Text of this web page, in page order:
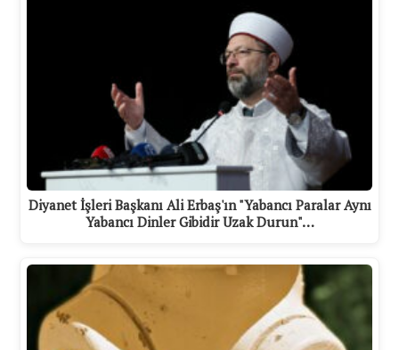
Diyanet İşleri Başkanı Ali Erbaş'ın "Yabancı Paralar Aynı
Yabancı Dinler Gibidir Uzak Durun"…